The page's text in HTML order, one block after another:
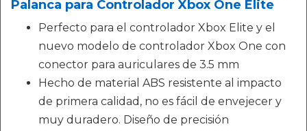
Palanca para Controlador Xbox One Elite
Perfecto para el controlador Xbox Elite y el
nuevo modelo de controlador Xbox One con
conector para auriculares de 3.5 mm
Hecho de material ABS resistente al impacto
de primera calidad, no es fácil de envejecer y
muy duradero. Diseño de precisión